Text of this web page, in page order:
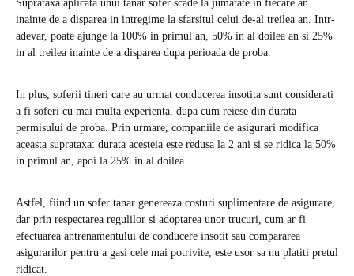
Suprataxa aplicata unui tanar sofer scade la jumatate in fiecare an
inainte de a disparea in intregime la sfarsitul celui de-al treilea an. Intr-
adevar, poate ajunge la 100% in primul an, 50% in al doilea an si 25%
in al treilea inainte de a disparea dupa perioada de proba.
In plus, soferii tineri care au urmat conducerea insotita sunt considerati
a fi soferi cu mai multa experienta, dupa cum reiese din durata
permisului de proba. Prin urmare, companiile de asigurari modifica
aceasta suprataxa: durata acesteia este redusa la 2 ani si se ridica la 50%
in primul an, apoi la 25% in al doilea.
Astfel, fiind un sofer tanar genereaza costuri suplimentare de asigurare,
dar prin respectarea regulilor si adoptarea unor trucuri, cum ar fi
efectuarea antrenamentului de conducere insotit sau compararea
asigurarilor pentru a gasi cele mai potrivite, este usor sa nu platiti pretul
ridicat.